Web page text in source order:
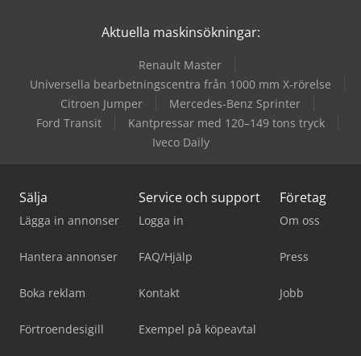
Aktuella maskinsökningar:
Renault Master
Universella bearbetningscentra från 1000 mm X-rörelse
Citroen Jumper
Mercedes-Benz Sprinter
Ford Transit
Kantpressar med 120–149 tons tryck
Iveco Daily
Sälja
Lägga in annonser
Hantera annonser
Boka reklam
Förtroendesigill
Service och support
Logga in
FAQ/Hjälp
Kontakt
Exempel på köpeavtal
Företag
Om oss
Press
Jobb